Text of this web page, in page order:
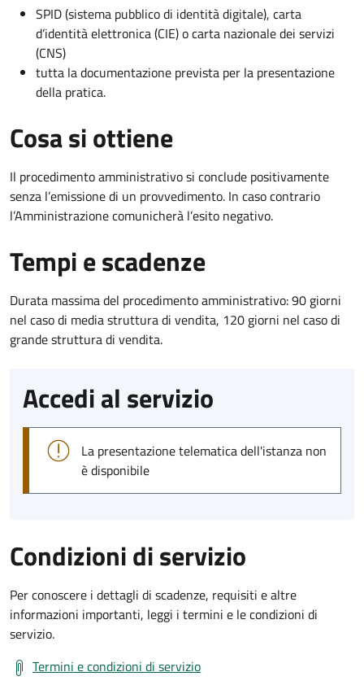
SPID (sistema pubblico di identità digitale), carta
d’identità elettronica (CIE) o carta nazionale dei servizi
(CNS)
tutta la documentazione prevista per la presentazione
della pratica.
Cosa si ottiene
Il procedimento amministrativo si conclude positivamente
senza l’emissione di un provvedimento. In caso contrario
l’Amministrazione comunicherà l’esito negativo.
Tempi e scadenze
Durata massima del procedimento amministrativo: 90 giorni
nel caso di media struttura di vendita, 120 giorni nel caso di
grande struttura di vendita.
Accedi al servizio
La presentazione telematica dell'istanza non
è disponibile
Condizioni di servizio
Per conoscere i dettagli di scadenze, requisiti e altre
informazioni importanti, leggi i termini e le condizioni di
servizio.
Termini e condizioni di servizio